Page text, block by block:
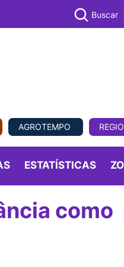
AGROVIAGENS
Buscar
AGROTEMPO
ESTATÍSTICAS
como